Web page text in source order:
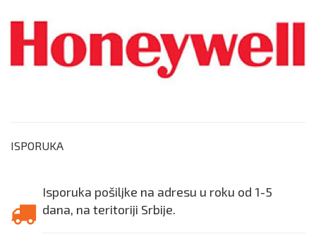
ISPORUKA
Isporuka pošiljke na adresu u roku od 1-5
dana, na teritoriji Srbije.